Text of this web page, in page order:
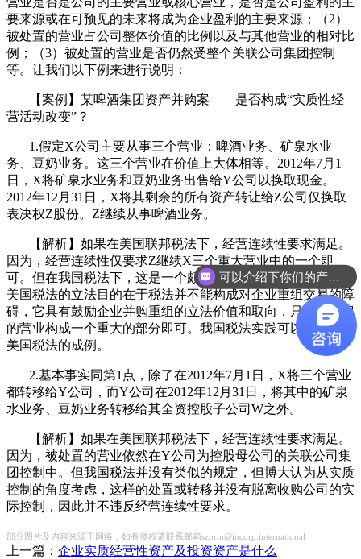
要来源或在可预见的未来将成为企业盈利的主要来源；（2）
被处置的营业占公司整体价值的比例以及与其他营业的相对比
例；（3）被处置的营业是否仍然受整个关联公司集团控制
等。让我们以下例来进行说明：
【案例】某啤酒集团资产并购案——是否构成“实质性经
营活动改变”？
1.假定X公司主要从事三个营业：啤酒业务、矿泉水业
务、豆奶业务。这三个营业在价值上大体相等。2012年7月1
日，X将矿泉水业务和豆奶业务出售给Y公司以换取现金。
2012年12月31日，X将其剩余的所有资产转让给Z公司仅换取
表决权Z股份。Z继续从事啤酒业务。
【解析】如果在美国联邦税法下，经营连续性要求满足。
因为，经营连续性仅要求Z继续X三个重大营业中的一个即
可。但在我国税法下，这是一个颇具争议的问题。博大认为，
美国税法的立法目的在于税法并不能构成对企业重组交易的障
碍，它具有鼓励企业并购重组的立法价值和取向，只要被保留
的营业构成一个重大的部分即可。我国税法实践可以考虑借鉴
美国税法的成例。
2.基本事实同第1点，除了在2012年7月1日，X将三个营业
都转移给Y公司，而Y公司在2012年12月31日，将其中的矿泉
水业务、豆奶业务转移给其全资控股子公司W之外。
【解析】如果在美国联邦税法下，经营连续性要求满足。
因为，被处置的营业依然在Y公司为控股母公司的关联公司集
团控制中。但我国税法并没有类似的规定，但博大认为从实质
控制的角度考虑，这样的处置或转移并没有脱离收购公司的实
际控制，因此并不违反经营连续性要求。
部分图片及内容来源于网络，如有侵权请联系邮箱szprm@incorp.international
上一篇： 企业实质经营性资产及投资资产是什么
可以介绍下你们的产品么